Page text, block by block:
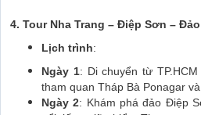
4. Tour Nha Trang – Điệp Sơn –
Lịch trình:
Ngày 1: Di chuyển từ
tham quan Tháp Bà Ponagar
Ngày 2: Khám phá đảo Điệp